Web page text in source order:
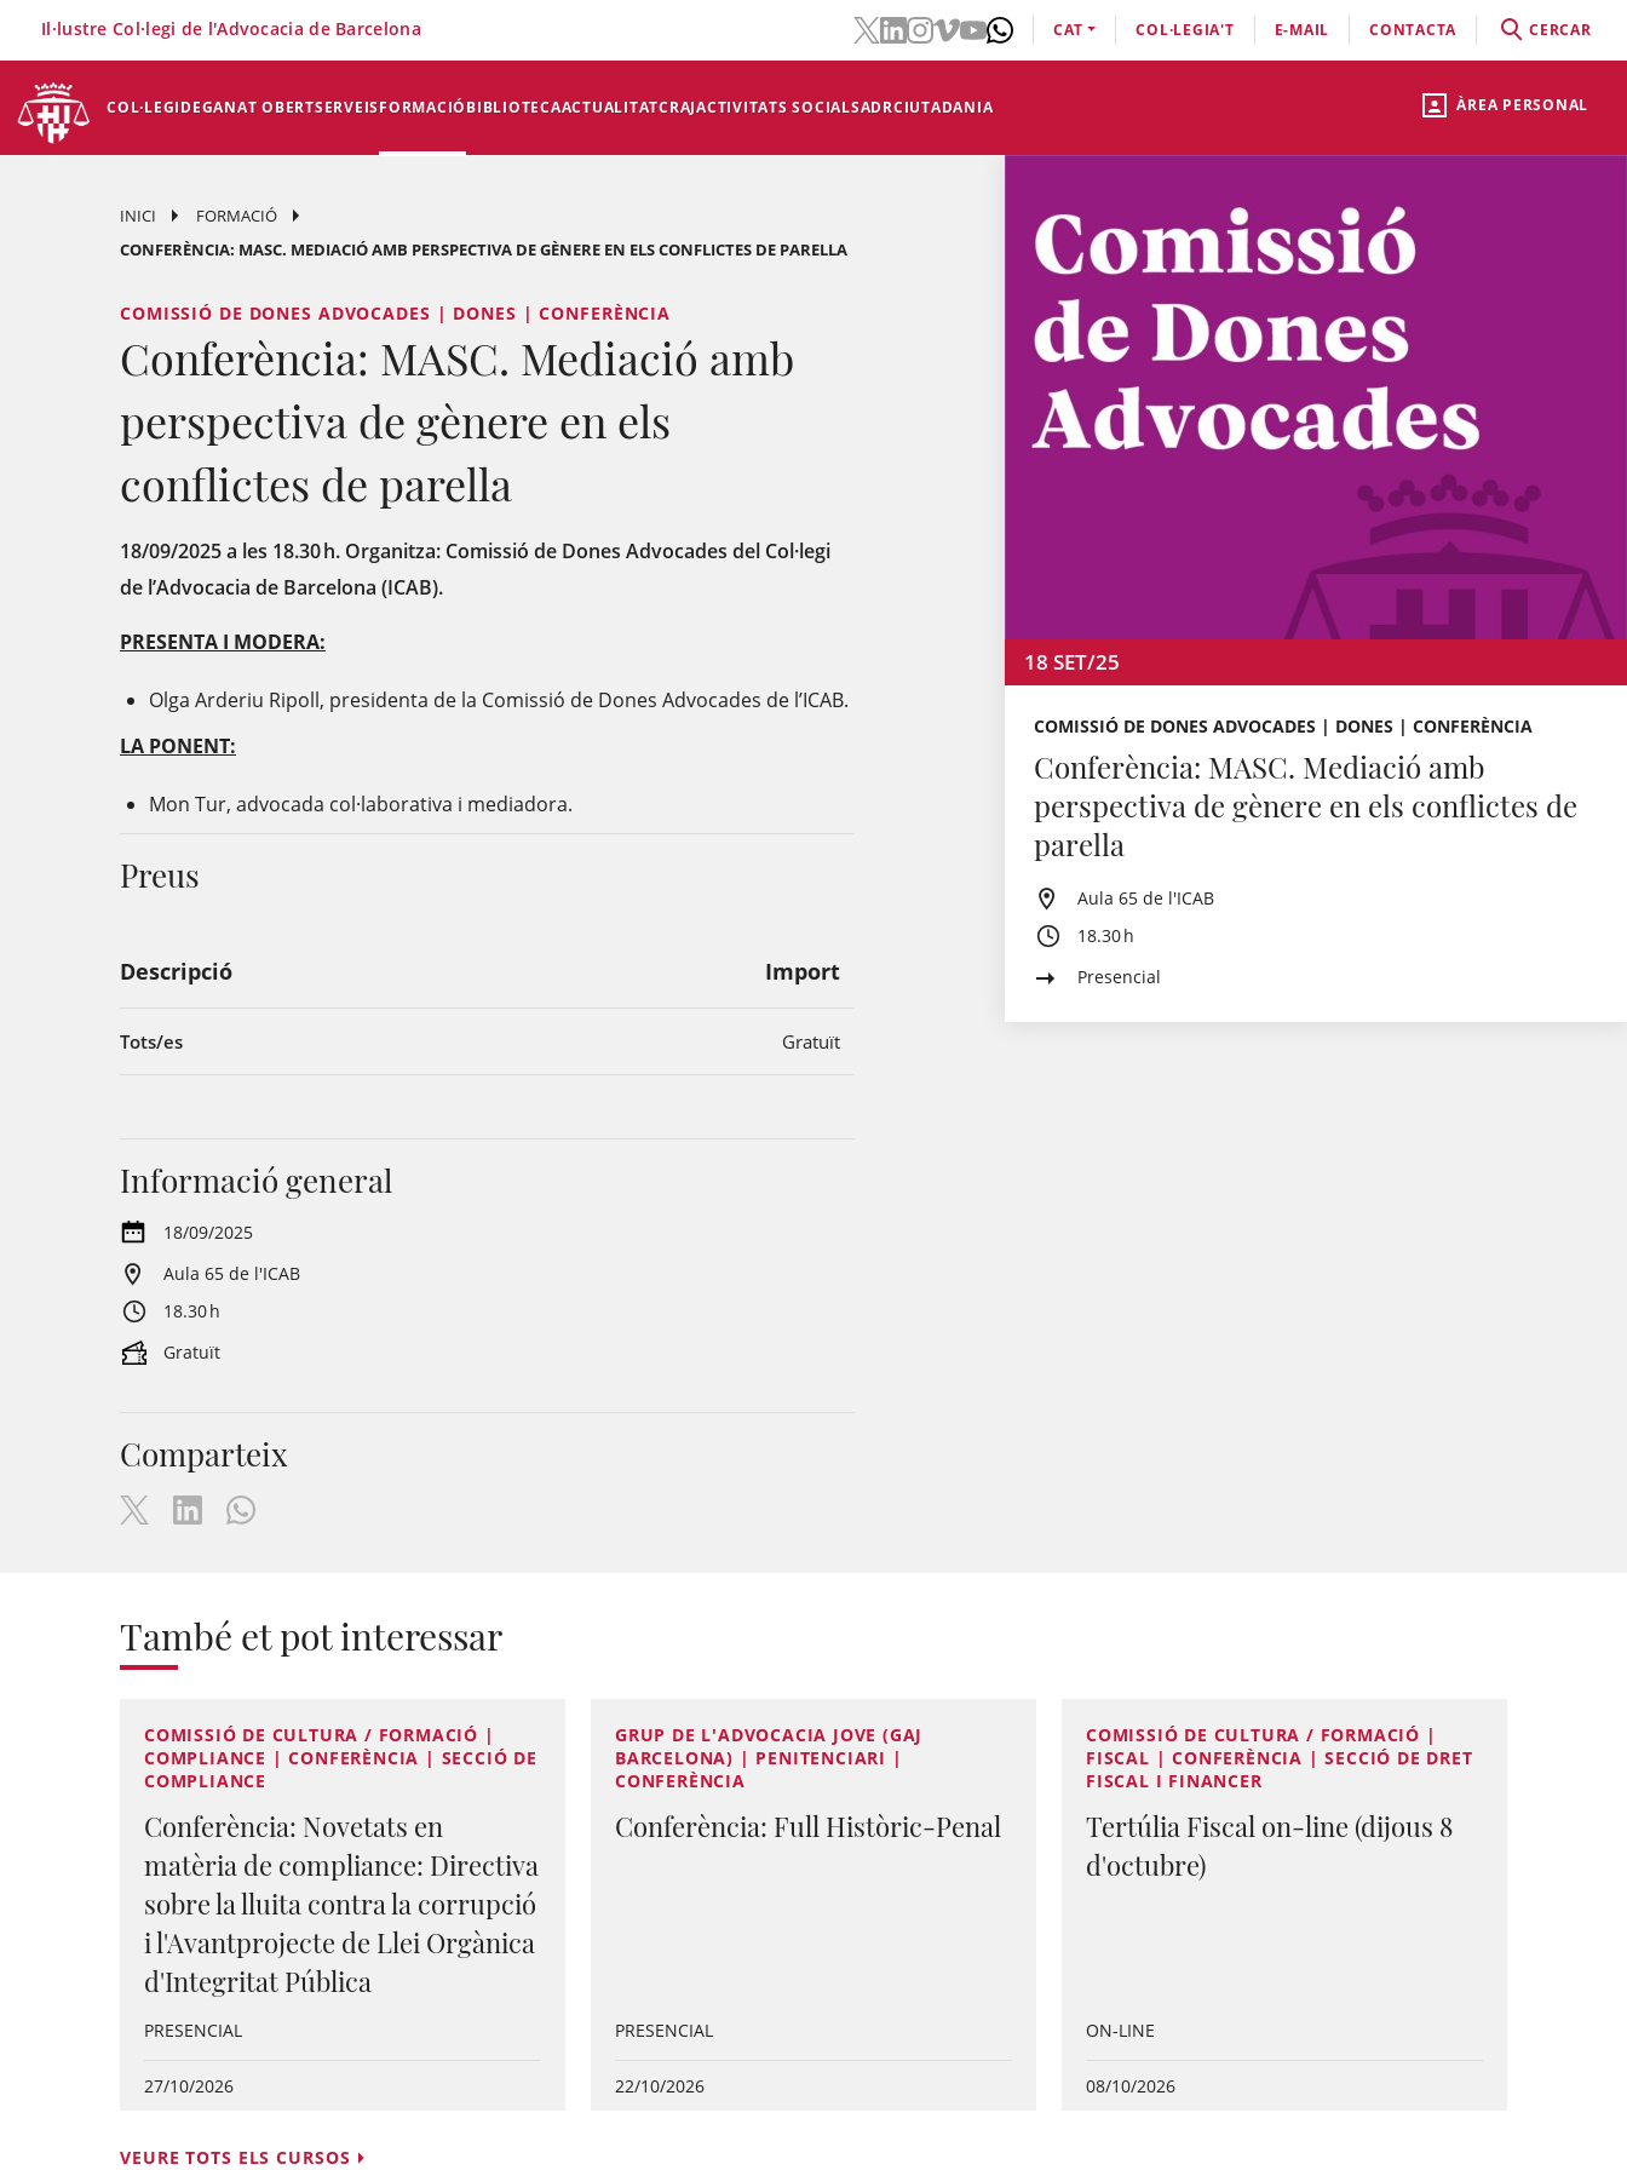
ÀREA PERSONAL
COL·LEGIDEGANAT OBERTSERVEISFORMACIÓBIBLIOTECAACTUALITATCRAJACTIVITATS SOCIALSADRCIUTADANIA
Il·lustre Col·legi de l'Advocacia de Barcelona CAT COL·LEGIA'T E-MAIL CONTACTA CERCAR
INICI
FORMACIÓ
CONFERÈNCIA: MASC. MEDIACIÓ AMB PERSPECTIVA DE GÈNERE EN ELS CONFLICTES DE PARELLA
COMISSIÓ DE DONES ADVOCADES | DONES | CONFERÈNCIA
Conferència: MASC. Mediació amb
perspectiva de gènere en els
conflictes de parella
18/09/2025 a les 18.30 h. Organitza: Comissió de Dones Advocades del Col·legi
de l’Advocacia de Barcelona (ICAB).
PRESENTA I MODERA:
Olga Arderiu Ripoll, presidenta de la Comissió de Dones Advocades de l’ICAB.
LA PONENT:
Mon Tur, advocada col·laborativa i mediadora.
Preus
Descripció Import
Tots/es Gratuït
18 SET/25
COMISSIÓ DE DONES ADVOCADES | DONES | CONFERÈNCIA
Conferència: MASC. Mediació amb
perspectiva de gènere en els conflictes de
parella
Aula 65 de l'ICAB
18.30 h
Presencial
Informació general
18/09/2025
Aula 65 de l'ICAB
18.30 h
Gratuït
Comparteix
També et pot interessar
COMISSIÓ DE CULTURA / FORMACIÓ |
COMPLIANCE | CONFERÈNCIA | SECCIÓ DE
COMPLIANCE
Conferència: Novetats en
matèria de compliance: Directiva
sobre la lluita contra la corrupció
i l'Avantprojecte de Llei Orgànica
d'Integritat Pública
PRESENCIAL
27/10/2026
GRUP DE L'ADVOCACIA JOVE (GAJ
BARCELONA) | PENITENCIARI |
CONFERÈNCIA
Conferència: Full Històric-Penal
PRESENCIAL
22/10/2026
COMISSIÓ DE CULTURA / FORMACIÓ |
FISCAL | CONFERÈNCIA | SECCIÓ DE DRET
FISCAL I FINANCER
Tertúlia Fiscal on-line (dijous 8
d'octubre)
ON-LINE
08/10/2026
VEURE TOTS ELS CURSOS